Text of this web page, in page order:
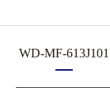
WD-MF-613J101